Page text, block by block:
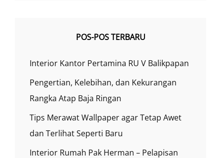
POS-POS TERBARU
Interior Kantor Pertamina RU V Balikpapan
Pengertian, Kelebihan, dan Kekurangan
Rangka Atap Baja Ringan
Tips Merawat Wallpaper agar Tetap Awet
dan Terlihat Seperti Baru
Interior Rumah Pak Herman – Pelapisan